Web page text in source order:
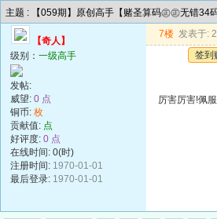
主题 : 【059期】原创高手【赌圣算码㊣㊣无错34
【奇人】
级别： 一级高手
发帖:
威望: 0 点
铜币: 枚
贡献值: 点
好评度: 0 点
在线时间: 0(时)
注册时间: 1970-01-01
最后登录: 1970-01-01
7楼 发表于:
签到
厉害厉害!佩